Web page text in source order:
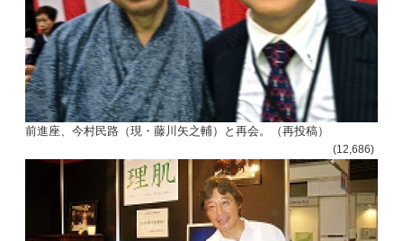
前進座、今村民路（現・藤川矢之輔）と再会。（再投稿）
(12,686)